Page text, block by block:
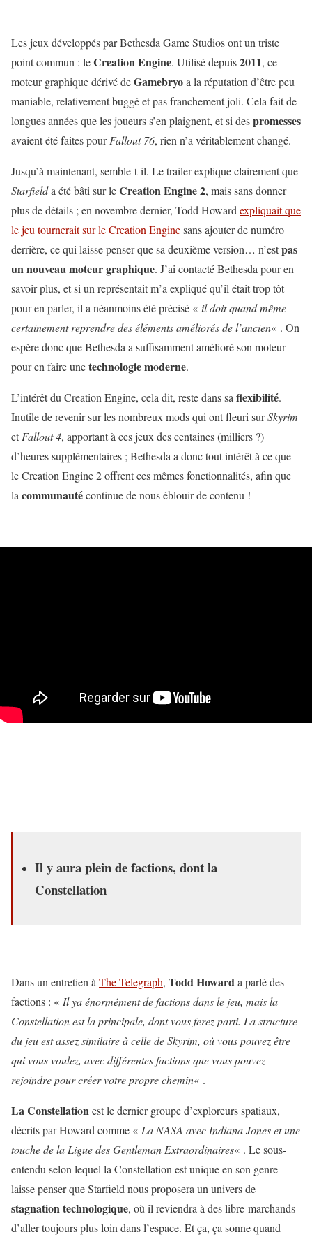
Les jeux développés par Bethesda Game Studios ont un triste
point commun : leCreation Engine. Utilisé depuis2011, ce
moteur graphique dérivé deGamebryoa la réputation d’être peu
maniable, relativement buggé et pas franchement joli. Cela fait de
longues années que les joueurs s’en plaignent, et si despromesses
avaient été faites pourFallout 76, rien n’a véritablement changé.
Jusqu’à maintenant, semble-t-il. Le trailer explique clairement que
Starfielda été bâti sur leCreation Engine 2, mais sans donner
plus de détails ; en novembre dernier, Todd Howard expliquait que
le jeu tournerait sur le Creation Enginesans ajouter de numéro
derrière, ce qui laisse penser que sa deuxième version… n’estpas
un nouveau moteur graphique. J’ai contacté Bethesda pour en
savoir plus, et si un représentait m’a expliqué qu’il était trop tôt
pour en parler, il a néanmoins été précisé « il doit quand même
certainement reprendre des éléments améliorés de l’ancien« . On
espère donc que Bethesda a suffisamment amélioré son moteur
pour en faire unetechnologie moderne.
L’intérêt du Creation Engine, cela dit, reste dans sa flexibilité.
Inutile de revenir sur les nombreux mods qui ont fleuri surSkyrim
etFallout 4, apportant à ces jeux des centaines (milliers ?)
d’heures supplémentaires ; Bethesda a donc tout intérêt à ce que
le Creation Engine 2 offrent ces mêmes fonctionnalités, afin que
la communautécontinue de nous éblouir de contenu !
Il y aura plein de factions, dont la
Constellation
Dans un entretien àThe Telegraph, Todd Howarda parlé des
factions : « Il ya énormément de factions dans le jeu, mais la
Constellation est la principale, dont vous ferez parti. La structure
du jeu est assez similaire à celle de Skyrim, où vous pouvez être
qui vous voulez, avec différentes factions que vous pouvez
rejoindre pour créer votre propre chemin« .
La Constellationest le dernier groupe d’exploreurs spatiaux,
décrits par Howard comme « La NASA avec Indiana Jones et une
touche de la Ligue des Gentleman Extraordinaires« . Le sous-
entendu selon lequel la Constellation est unique en son genre
laisse penser que Starfield nous proposera un univers de
stagnation technologique, où il reviendra à des libre-marchands
d’aller toujours plus loin dans l’espace. Et ça, ça sonne quand